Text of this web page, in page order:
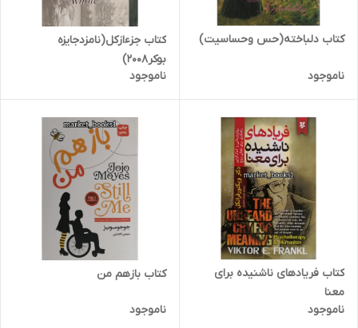
کتاب دلباخته(حس وحساسیت)
ناموجود
کتاب جزءازکل(نامزدجایزه
بوکر2008)
ناموجود
کتاب فریادهای ناشنیده برای
معنا
ناموجود
کتاب بازهم من
ناموجود